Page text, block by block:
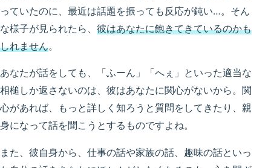
っていたのに、最近は話題を振っても反応が鈍い…。そん
な様子が見られたら、 彼はあなたに飽きてきているのかも
しれません。
あなたが話をしても、「ふーん」「へぇ」といった適当な
相槌しか返さないのは、彼はあなたに関心がないから。関
心があれば、もっと詳しく知ろうと質問をしてきたり、親
身になって話を聞こうとするものですよね。
また、彼自身から、仕事の話や家族の話、趣味の話といっ